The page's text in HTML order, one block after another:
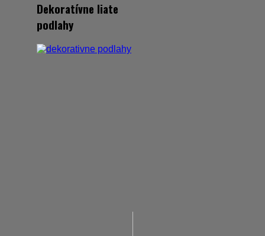
Dekoratívne liate
podlahy